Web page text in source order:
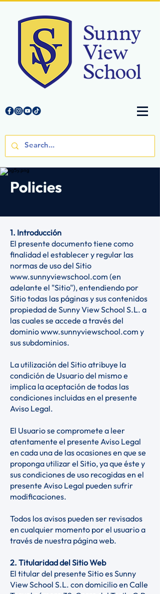
Policies
1. Introducción
El presente documento tiene como
finalidad el establecer y regular las
normas de uso del Sitio
www.sunnyviewschool.com (en
adelante el "Sitio"), entendiendo por
Sitio todas las páginas y sus contenidos
propiedad de Sunny View School S.L. a
las cuales se accede a través del
dominiowww.sunnyviewschool.com y
sus subdominios.
La utilización del Sitio atribuye la
condición de Usuario del mismo e
implica la aceptación de todas las
condiciones incluidas en el presente
Aviso Legal.
El Usuario se compromete a leer
atentamente el presente Aviso Legal
en cada una de las ocasiones en que se
proponga utilizar el Sitio, ya que éste y
sus condiciones de uso recogidas en el
presente Aviso Legal pueden sufrir
modificaciones.
Todos los avisos pueden ser revisados
en cualquier momento por el usuario a
través de nuestra página web.
2. Titularidad del Sitio Web
El titular del presente Sitio es Sunny
View School S.L. con domicilio en Calle